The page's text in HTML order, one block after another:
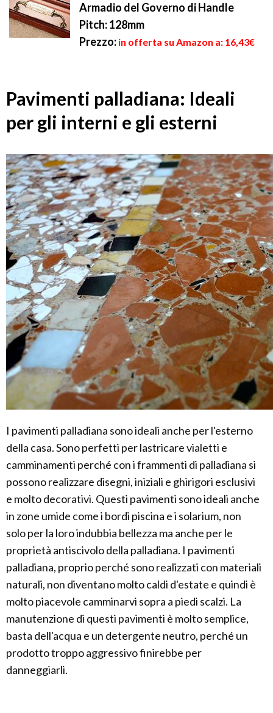
Armadio del Governo di Handle
Pitch: 128mm
Prezzo: in offerta su Amazon a: 16,43€
Pavimenti palladiana: Ideali
per gli interni e gli esterni
I pavimenti palladiana sono ideali anche per l'esterno
della casa. Sono perfetti per lastricare vialetti e
camminamenti perché con i frammenti di palladiana si
possono realizzare disegni, iniziali e ghirigori esclusivi
e molto decorativi. Questi pavimenti sono ideali anche
in zone umide come i bordi piscina e i solarium, non
solo per la loro indubbia bellezza ma anche per le
proprietà antiscivolo della palladiana. I pavimenti
palladiana, proprio perché sono realizzati con materiali
naturali, non diventano molto caldi d'estate e quindi è
molto piacevole camminarvi sopra a piedi scalzi. La
manutenzione di questi pavimenti è molto semplice,
basta dell'acqua e un detergente neutro, perché un
prodotto troppo aggressivo finirebbe per
danneggiarli.